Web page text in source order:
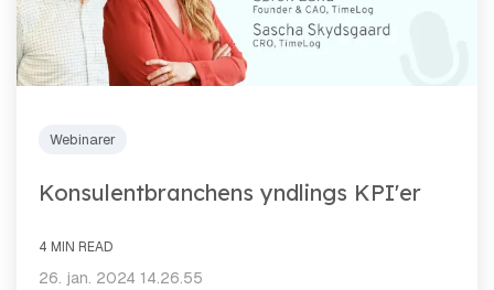
Webinarer
Konsulentbranchens yndlings KPI'er
4 MIN READ
26. jan. 2024 14.26.55